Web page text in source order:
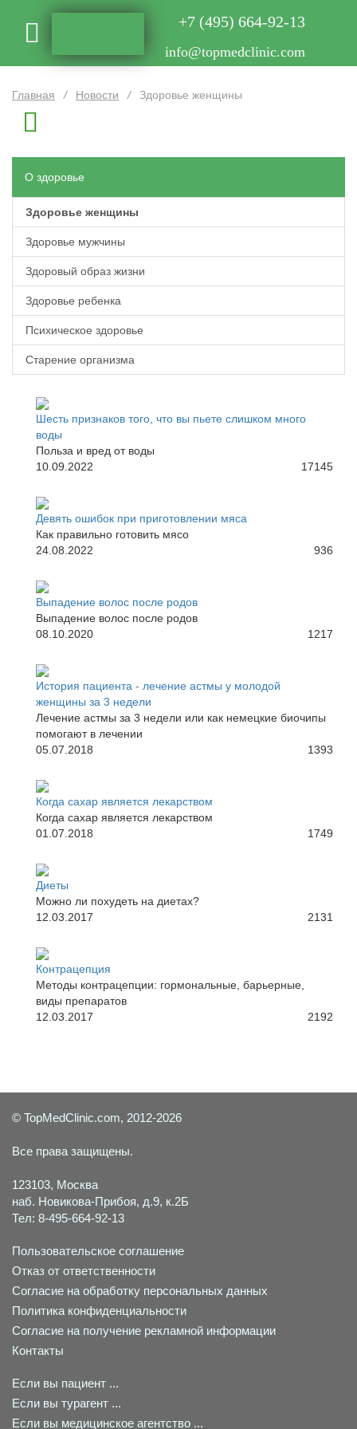
+7 (495) 664-92-13
info@topmedclinic.com
Главная / Новости / Здоровье женщины
О здоровье
Здоровье женщины
Здоровье мужчины
Здоровый образ жизни
Здоровье ребенка
Психическое здоровье
Старение организма
Шесть признаков того, что вы пьете слишком много
воды
Польза и вред от воды
10.09.2022
17145
Девять ошибок при приготовлении мяса
Как правильно готовить мясо
24.08.2022
936
Выпадение волос после родов
Выпадение волос после родов
08.10.2020
1217
История пациента - лечение астмы у молодой
женщины за 3 недели
Лечение астмы за 3 недели или как немецкие биочипы
помогают в лечении
05.07.2018
1393
Когда сахар является лекарством
Когда сахар является лекарством
01.07.2018
1749
Диеты
Можно ли похудеть на диетах?
12.03.2017
2131
Контрацепция
Методы контрацепции: гормональные, барьерные,
виды препаратов
12.03.2017
2192
© TopMedClinic.com, 2012-2026
Все права защищены.
123103, Москва
наб. Новикова-Прибоя, д.9, к.2Б
Тел: 8-495-664-92-13
Пользовательское соглашение
Отказ от ответственности
Согласие на обработку персональных данных
Политика конфиденциальности
Согласие на получение рекламной информации
Контакты
Если вы пациент ...
Если вы турагент ...
Если вы медицинское агентство ...